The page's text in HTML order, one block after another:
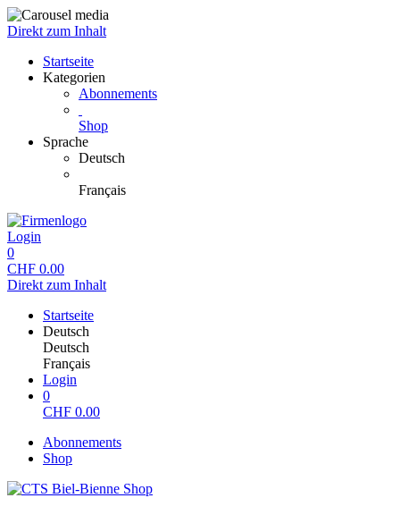
Direkt zum Inhalt
Startseite
Kategorien
Abonnements
Shop
Sprache
Deutsch
Français
Login
0
CHF 0.00
Direkt zum Inhalt
Startseite
Deutsch
Deutsch
Français
Login
0
CHF 0.00
Abonnements
Shop